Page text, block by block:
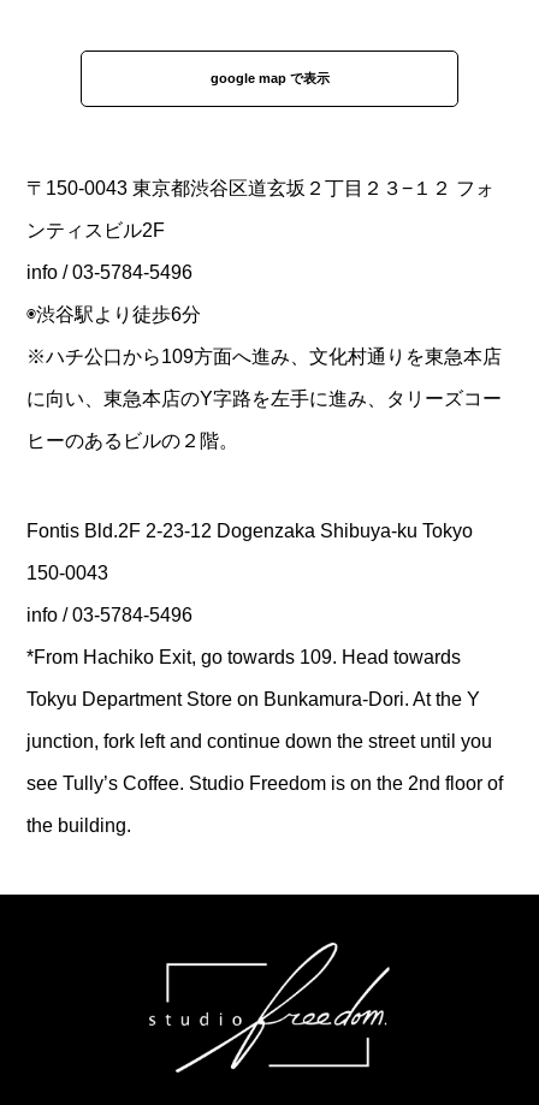
google map で表示
〒150-0043 東京都渋谷区道玄坂２丁目２３−１２ フォ
ンティスビル2F
info / 03-5784-5496
◉渋谷駅より徒歩6分
※ハチ公口から109方面へ進み、文化村通りを東急本店
に向い、東急本店のY字路を左手に進み、タリーズコー
ヒーのあるビルの２階。
Fontis Bld.2F 2-23-12 Dogenzaka Shibuya-ku Tokyo
150-0043
info / 03-5784-5496
*From Hachiko Exit, go towards 109. Head towards
Tokyu Department Store on Bunkamura-Dori. At the Y
junction, fork left and continue down the street until you
see Tully’s Coffee. Studio Freedom is on the 2nd floor of
the building.